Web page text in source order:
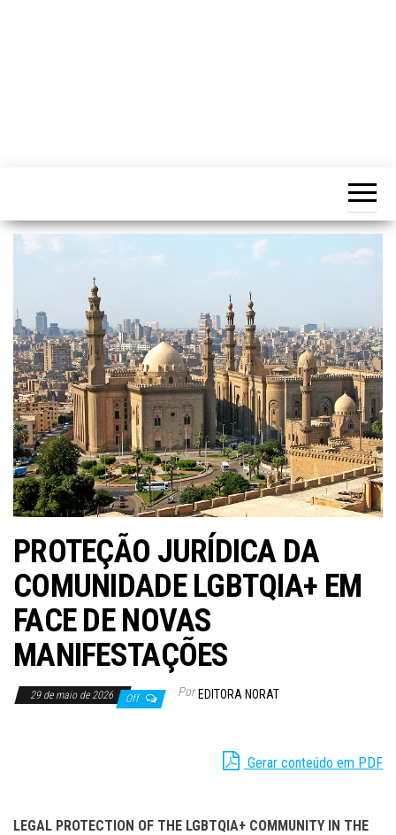
PROTEÇÃO JURÍDICA DA
COMUNIDADE LGBTQIA+ EM
FACE DE NOVAS
MANIFESTAÇÕES
29 de maio de 2026 Off Por EDITORA NORAT
Gerar conteúdo em PDF
LEGAL PROTECTION OF THE LGBTQIA+ COMMUNITY IN THE